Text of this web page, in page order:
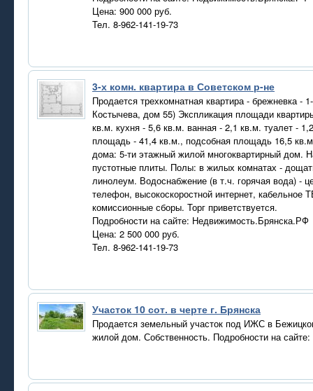
Цена: 900 000 руб.
Тел. 8-962-141-19-73
3-х комн. квартира в Советском р-не
Продается трехкомнатная квартира - брежневка -
Костычева, дом 55) Экспликация площади
кв.м. кухня - 5,6 кв.м. ванная - 2,1 кв.м. туалет -
площадь - 41,4 кв.м., подсобная площадь 16,5
дома: 5-ти этажный жилой многоквартирный дом.
пустотные плиты. Полы: в жилых комнатах -
линолеум. Водоснабжение (в т.ч. горячая вода) -
телефон, высокоскоростной интернет,
комиссионные сборы. Торг приветствуется.
Подробности на сайте: Недвижимость.Брянска.РФ
Цена: 2 500 000 руб.
Тел. 8-962-141-19-73
Участок 10 сот. в черте г. Брянска
Продается земельный участок под ИЖС в
жилой дом. Собственность. Подробности на